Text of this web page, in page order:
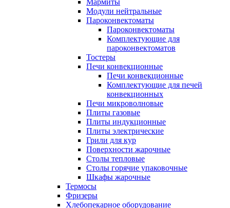
Мармиты
Модули нейтральные
Пароконвектоматы
Пароконвектоматы
Комплектующие для
пароконвектоматов
Тостеры
Печи конвекционные
Печи конвекционные
Комплектующие для печей
конвекционных
Печи микроволновые
Плиты газовые
Плиты индукционные
Плиты электрические
Грили для кур
Поверхности жарочные
Столы тепловые
Столы горячие упаковочные
Шкафы жарочные
Термосы
Фризеры
Хлебопекарное оборудование